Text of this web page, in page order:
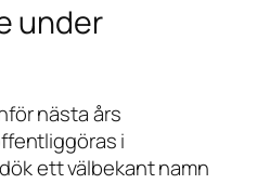
under
nästa års
i
ett välbekant namn